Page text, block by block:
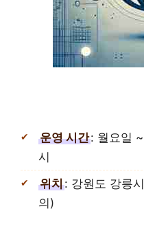
운영 시간: 월요일
시
위치: 강원도 강릉
의)